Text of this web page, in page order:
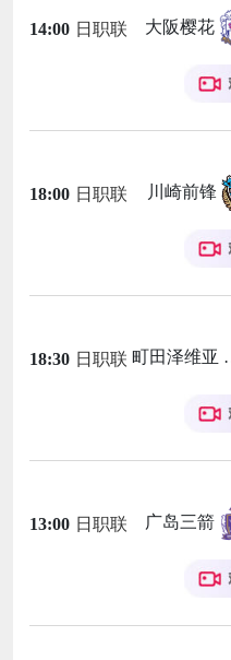
14:00 日职联 大阪樱花
18:00 日职联 川崎前锋
18:30 日职联 町田泽维亚
13:00 日职联 广岛三箭